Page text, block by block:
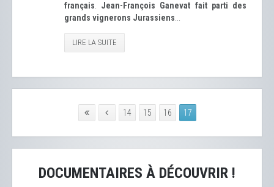
français
Jean-François Ganevat fait parti des
grands vignerons Jurassiens
LIRE LA SUITE
14 15 16 17
DOCUMENTAIRES À DÉCOUVRIR !